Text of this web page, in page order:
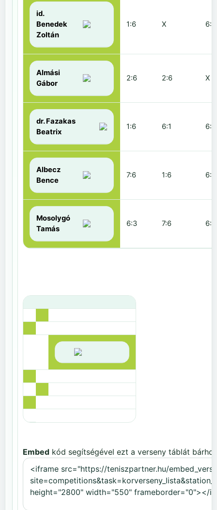
id.
Benedek
Zoltán
1:6 X 6:2
Almási
Gábor
2:6 2:6 X
dr. Fazakas
Beatrix
1:6 6:1 6:0
Albecz
Bence
7:6 1:6 6:3
Mosolygó
Tamás
6:3 7:6 6:1
Embed kód segítségével ezt a verseny táblát